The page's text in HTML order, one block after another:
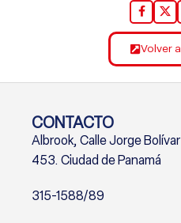
Volver
CONTACTO
Albrook, Calle Jorge
453. Ciudad de Panamá
315-1588/89